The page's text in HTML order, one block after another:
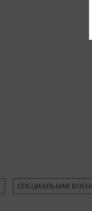
СПЕЦИАЛЬНАЯ